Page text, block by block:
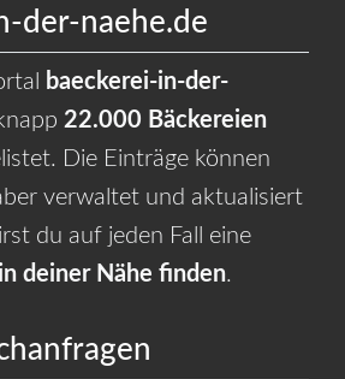
der-naehe.de
baeckerei-in-der-
22.000 Bäckereien
Die Einträge können
verwaltet und aktualisiert
du auf jeden Fall eine
deiner Nähe finden.